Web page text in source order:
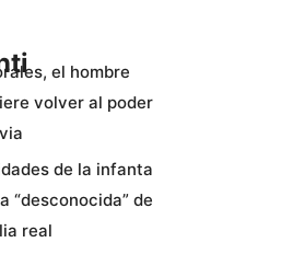
el hombre
volver al poder
de la infanta
“desconocida” de
real